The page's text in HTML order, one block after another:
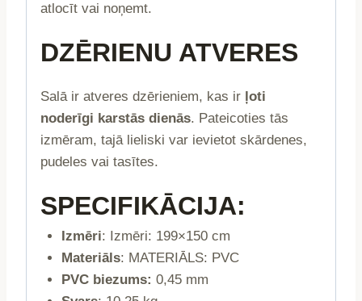
atlocīt vai noņemt.
DZĒRIENU ATVERES
Salā ir atveres dzērieniem, kas ir ļoti
noderīgi karstās dienās. Pateicoties tās
izmēram, tajā lieliski var ievietot skārdenes,
pudeles vai tasītes.
SPECIFIKĀCIJA:
Izmēri: Izmēri: 199×150 cm
Materiāls: MATERIĀLS: PVC
PVC biezums: 0,45 mm